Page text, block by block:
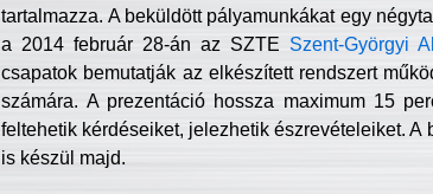
tartalmazza. A beküldött pályamunkákat egy
a 2014 február 28-án az SZTE Szent-Györgyi
csapatok bemutatják az elkészített rendszert
számára. A prezentáció hossza maximum 15
feltehetik kérdéseiket, jelezhetik észrevételeiket.
is készül majd.